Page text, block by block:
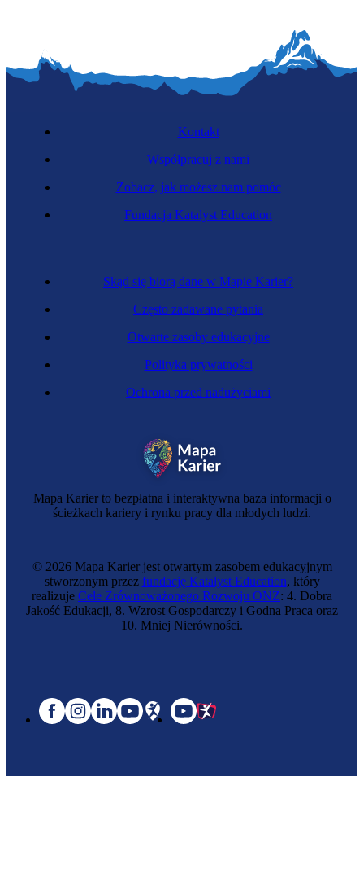
Mapa Karier to bezpłatna i interaktywna baza informacji o
ścieżkach kariery i rynku pracy dla młodych ludzi.
Skąd się biorą dane w Mapie Karier?
Często zadawane pytania
Otwarte zasoby edukacyjne
Polityka prywatności
Ochrona przed nadużyciami
Kontakt
Współpracuj z nami
Zobacz, jak możesz nam pomóc
Fundacja Katalyst Education
© 2026 Mapa Karier jest otwartym zasobem edukacyjnym
stworzonym przez fundację Katalyst Education, który
realizuje Cele Zrównoważonego Rozwoju ONZ: 4. Dobra
Jakość Edukacji, 8. Wzrost Gospodarczy i Godna Praca oraz
10. Mniej Nierówności.